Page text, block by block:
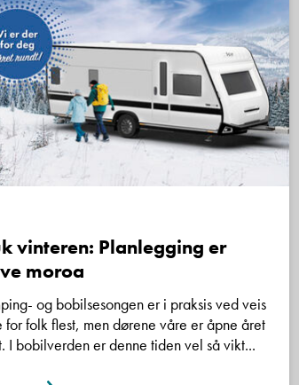
vinteren: Planlegging er
moroa
og bobilsesongen er i praksis ved veis
for folk flest, men dørene våre er åpne året
I bobilverden er denne tiden vel så vikt...